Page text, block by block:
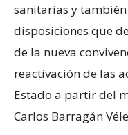
sanitarias y
disposiciones que
de la nueva
reactivación de las
Estado a partir del
Carlos Barragán